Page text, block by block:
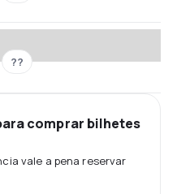
??
comprar bilhetes
vale a pena reservar